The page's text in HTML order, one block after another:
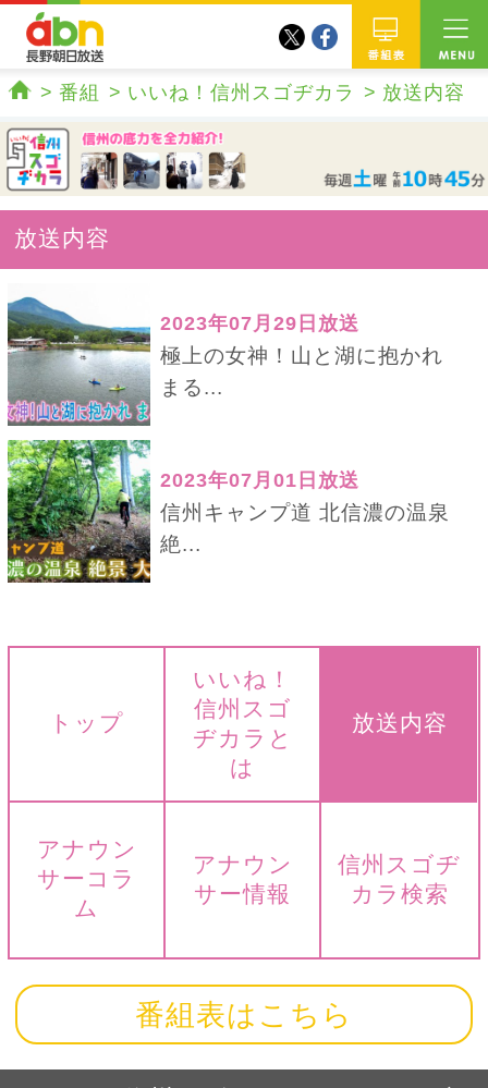
番組
twitterfacebook
番組 いいね！信州スゴヂカラ 放送内容
放送内容
2023年07月29日放送
極上の女神！山と湖に抱かれ
まる...
2023年07月01日放送
信州キャンプ道 北信濃の温泉
絶...
トップ
いいね！
信州スゴ
ヂカラと
は
放送内容
アナウン
サーコラ
ム
アナウン
サー情報
信州スゴヂ
カラ検索
番組表はこちら